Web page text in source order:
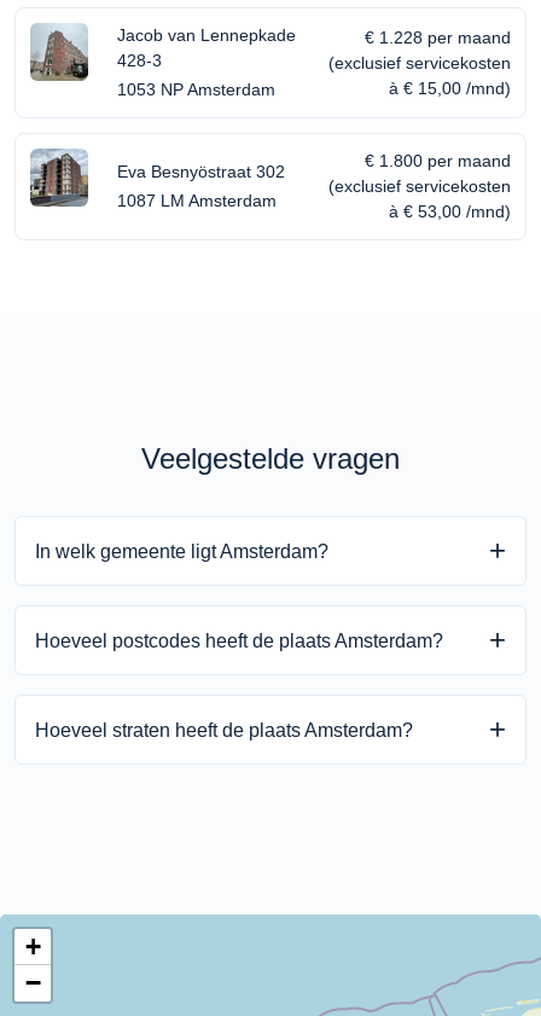
Jacob van Lennepkade
428-3
1053 NP Amsterdam
€ 1.228 per maand
(exclusief servicekosten
à € 15,00 /mnd)
Eva Besnyöstraat 302
1087 LM Amsterdam
€ 1.800 per maand
(exclusief servicekosten
à € 53,00 /mnd)
Veelgestelde vragen
In welk gemeente ligt Amsterdam?
provincie Noord-Holland.
Hoeveel postcodes heeft de plaats Amsterdam?
Hoeveel straten heeft de plaats Amsterdam?
+
−